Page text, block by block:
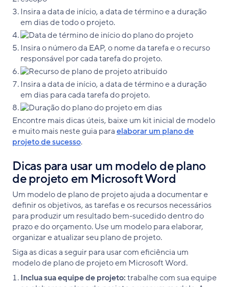
Insira a data de início, a data de término e a duração
em dias de todo o projeto.
Insira o número da EAP, o nome da tarefa e o recurso
responsável por cada tarefa do projeto.
Insira a data de início, a data de término e a duração
em dias para cada tarefa do projeto.
Encontre mais dicas úteis, baixe um kit inicial de modelo
e muito mais neste guia paraelaborar um plano de
projeto de sucesso.
Dicas para usar um modelo de plano
de projeto em Microsoft Word
Um modelo de plano de projeto ajuda a documentar e
definir os objetivos, as tarefas e os recursos necessários
para produzir um resultado bem-sucedido dentro do
prazo e do orçamento. Use um modelo para elaborar,
organizar e atualizar seu plano de projeto.
Siga as dicas a seguir para usar com eficiência um
modelo de plano de projeto em Microsoft Word.
Inclua sua equipe de projeto:trabalhe com sua equipe